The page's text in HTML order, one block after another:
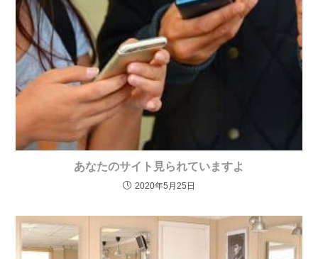
あなたのサイト見られていますよ
2020年5月25日